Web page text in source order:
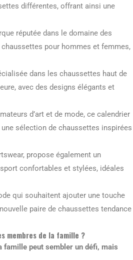
différentes, offrant ainsi une
réputée dans le domaine des
pour hommes et femmes,
dans les chaussettes haut de
avec des designs élégants et
d’art et de mode, ce calendrier
sélection de chaussettes inspirées
propose également un
confortables et stylées, idéales
qui souhaitent ajouter une touche
paire de chaussettes tendance
membres de la famille ?
famille peut sembler un défi, mais